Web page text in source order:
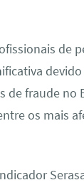
de
de fraude no
os mais